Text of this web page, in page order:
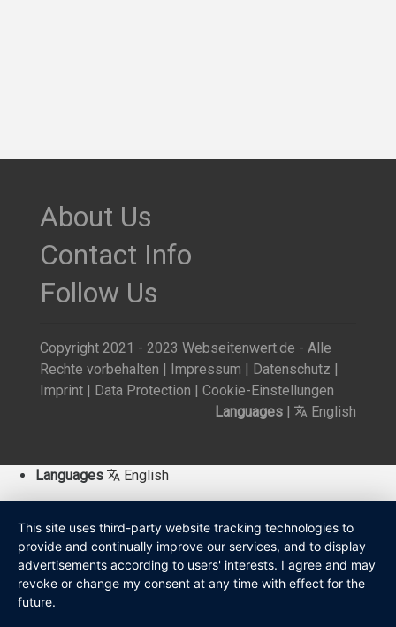
About Us
Contact Info
Follow Us
Copyright 2021 - 2023 Webseitenwert.de - Alle
Rechte vorbehalten | Impressum | Datenschutz |
Imprint | Data Protection | Cookie-Einstellungen
Languages | English
Languages English
This site uses third-party website tracking technologies to
provide and continually improve our services, and to display
advertisements according to users' interests. I agree and may
revoke or change my consent at any time with effect for the
future.